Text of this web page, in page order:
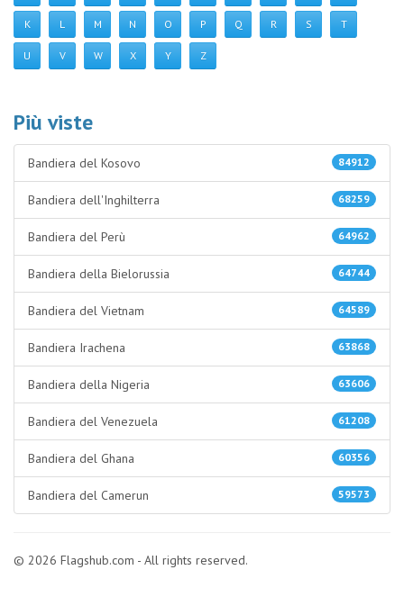
K L M N O P Q R S T
U V W X Y Z
Più viste
84912
Bandiera del Kosovo
68259
Bandiera dell'Inghilterra
64962
Bandiera del Perù
64744
Bandiera della Bielorussia
64589
Bandiera del Vietnam
63868
Bandiera Irachena
63606
Bandiera della Nigeria
61208
Bandiera del Venezuela
60356
Bandiera del Ghana
59573
Bandiera del Camerun
© 2026 Flagshub.com - All rights reserved.